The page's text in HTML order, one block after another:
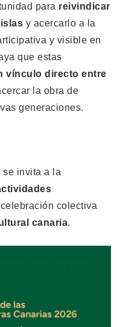
para reivindicar
y acercarlo a la
y visible en
que estas
vínculo directo entre
la obra de
generaciones.
se invita a la
colectiva
canaria.